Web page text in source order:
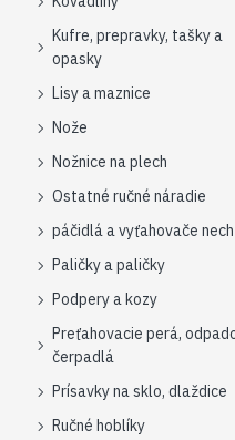
Kufre, prepravky, tašky a
opasky
Lisy a maznice
Nože
Nožnice na plech
Ostatné ručné náradie
páčidlá a vyťahovače
Paličky a paličky
Podpery a kozy
Preťahovacie perá,
čerpadlá
Prísavky na sklo, dlaždice
Ručné hoblíky